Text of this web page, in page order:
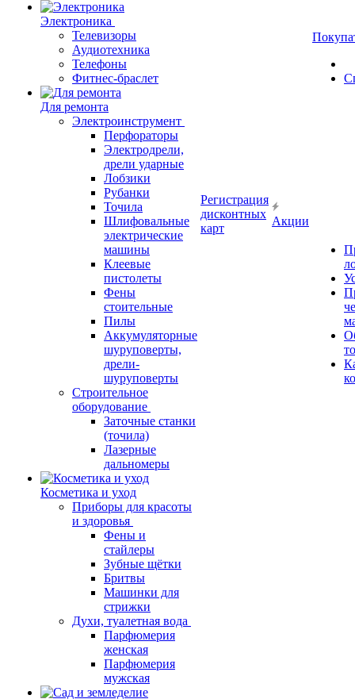
Электроника
Телевизоры
Аудиотехника
Телефоны
Фитнес-браслет
Для ремонта
Электроинструмент
Перфораторы
Электродрели,
дрели ударные
Лобзики
Рубанки
Точила
Шлифовальные
электрические
машины
Клеевые
пистолеты
Фены
стоительные
Пилы
Аккумуляторные
шуруповерты,
дрели-
шуруповерты
Строительное
оборудование
Заточные станки
(точила)
Лазерные
дальномеры
Косметика и уход
Приборы для красоты
и здоровья
Фены и
стайлеры
Зубные щётки
Бритвы
Машинки для
стрижки
Духи, туалетная вода
Парфюмерия
женская
Парфюмерия
мужская
Регистрация
дисконтных
карт
Акции